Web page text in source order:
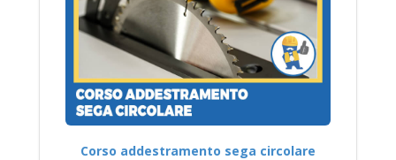
Corso addestramento sega circolare